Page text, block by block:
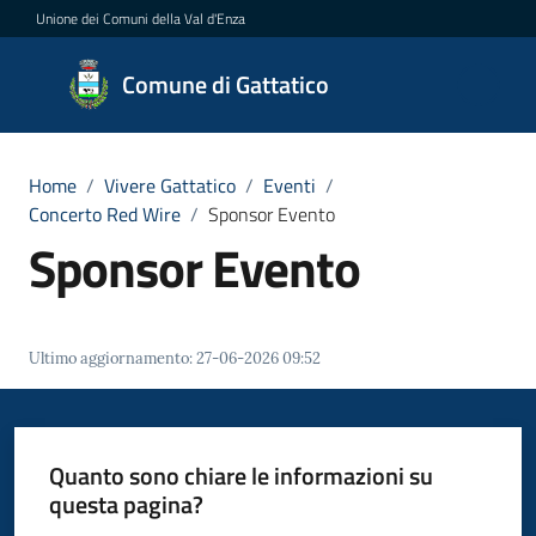
Vai al contenuto
Vai alla navigazione
Vai al footer
Unione dei Comuni della Val d'Enza
Comune di Gattatico
Comune
di
Amministrazione
Servizi
Comune
Home / Vivere Gattatico / Eventi /
Concerto Red Wire / Sponsor Evento
Sponsor Evento
Ultimo aggiornamento:27-06-2026 09:52
Quanto sono chiare le informazioni su
questa pagina?